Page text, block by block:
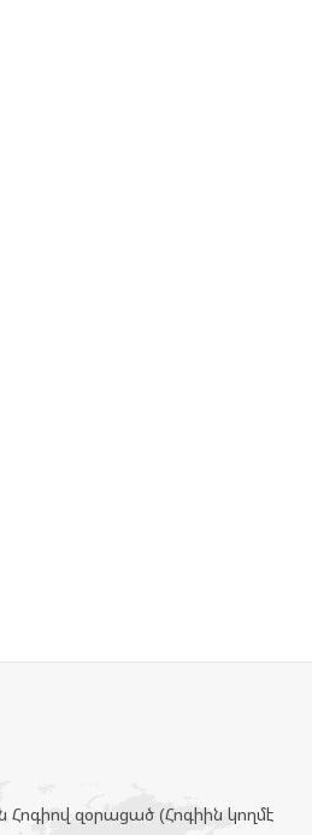
Հոգիով զօրացած (Հոգիին կողմէ